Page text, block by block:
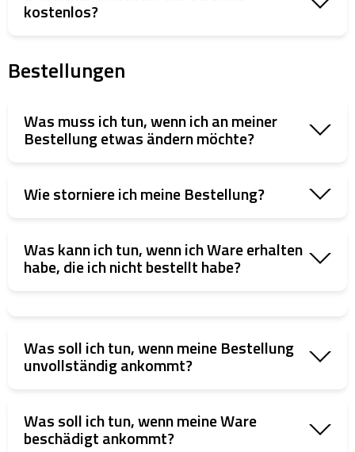
kostenlos?
Bestellungen
Was muss ich tun, wenn ich an meiner
Bestellung etwas ändern möchte?
Wie storniere ich meine Bestellung?
Was kann ich tun, wenn ich Ware erhalten
habe, die ich nicht bestellt habe?
Was soll ich tun, wenn meine Bestellung
unvollständig ankommt?
Was soll ich tun, wenn meine Ware
beschädigt ankommt?